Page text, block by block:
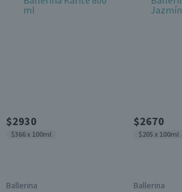
$2930
$366 x 100ml
Ballerina
$2670
$205 x 100ml
Ballerina